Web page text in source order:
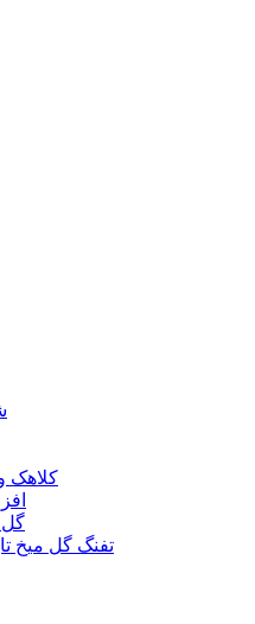
کلاهک
گل
تفنگ گل میخ